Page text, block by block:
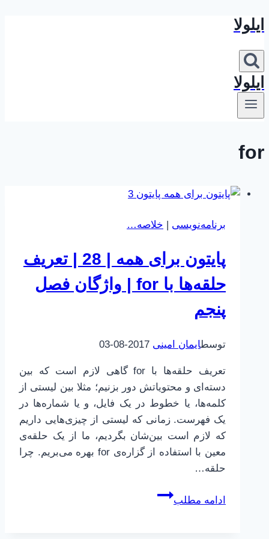
بازگشت
محتوا
ایلولا
ایلولا
for
برنامه‌نویسی | خلاصه…
پایتون برای همه | 28 | تعریف
حلقه‌ها با for | واژگان فصل
پنجم
توسطایمان امینی 2017-08-03
تعریف حلقه‌ها با for گاهی لازم است که بین
دسته‌ای و محتویاتش دور بزنیم؛ مثلا بین لیستی از
کلمه‌ها، یا خطوط در یک فایل، و یا شماره‌ها در
یک فهرست. زمانی که لیستی از چیزی‌هایی داریم
که لازم است بین‌شان بگردیم، ما از یک حلقه‌ی
معین با استفاده از گزاره‌ی for بهره می‌بریم. چرا
حلقه‌…
ادامه مطلب
پایتون